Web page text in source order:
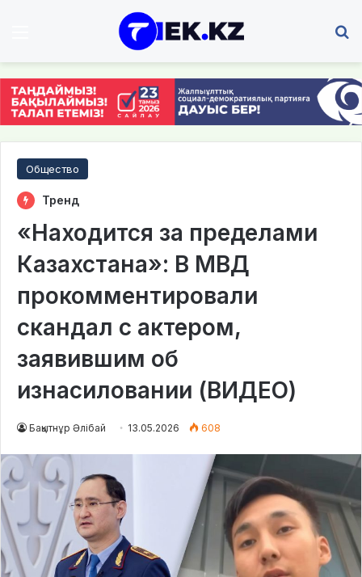
Общество
Тренд
«Находится за пределами
Казахстана»: В МВД
прокомментировали
скандал с актером,
заявившим об
изнасиловании (ВИДЕО)
Бақытнұр Әлібай 13.05.2026 608